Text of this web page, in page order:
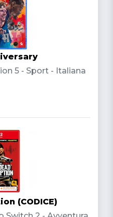
5 - Sport - Italiana
(CODICE)